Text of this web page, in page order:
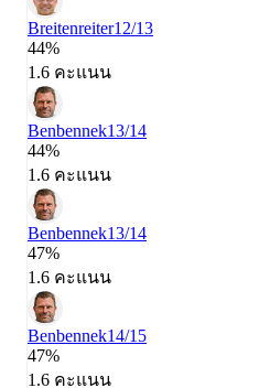
Breitenreiter12/13
44%
1.6 คะแนน
Benbennek13/14
44%
1.6 คะแนน
Benbennek13/14
47%
1.6 คะแนน
Benbennek14/15
47%
1.6 คะแนน